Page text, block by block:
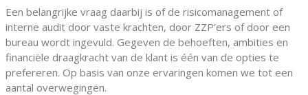
Een belangrijke vraag daarbij is of de risicomanagement of
interne audit door vaste krachten, door ZZP’ers of door een
bureau wordt ingevuld. Gegeven de behoeften, ambities en
financiële draagkracht van de klant is één van de opties te
prefereren. Op basis van onze ervaringen komen we tot een
aantal overwegingen.